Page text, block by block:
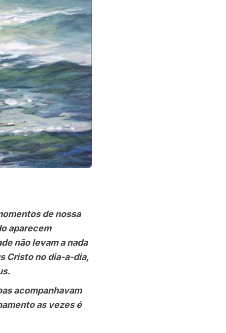
de nossa
aparecem
não levam a nada
Cristo no dia-a-dia,
acompanhavam
as vezes é